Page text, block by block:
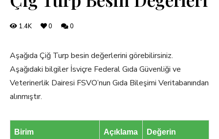
1.4K 0 0
Aşağıda Çiğ Turp besin değerlerini görebilirsiniz.
Aşağıdaki bilgiler İsviçre Federal Gıda Güvenliği ve
Veterinerlik Dairesi FSVO’nun Gıda Bileşimi Veritabanından
alınmıştır.
Birim Açıklama
Değerin